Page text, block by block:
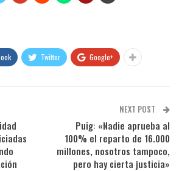
Twitter Google+
NEXT POST
Puig: «Nadie aprueba al
100% el reparto de 16.000
millones, nosotros tampoco,
pero hay cierta justicia»